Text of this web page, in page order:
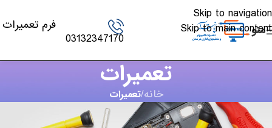
Skip to navigation
Skip to main content
منو
03132347170
فرم تعمیرات
تعمیرات
خانه/تعمیرات